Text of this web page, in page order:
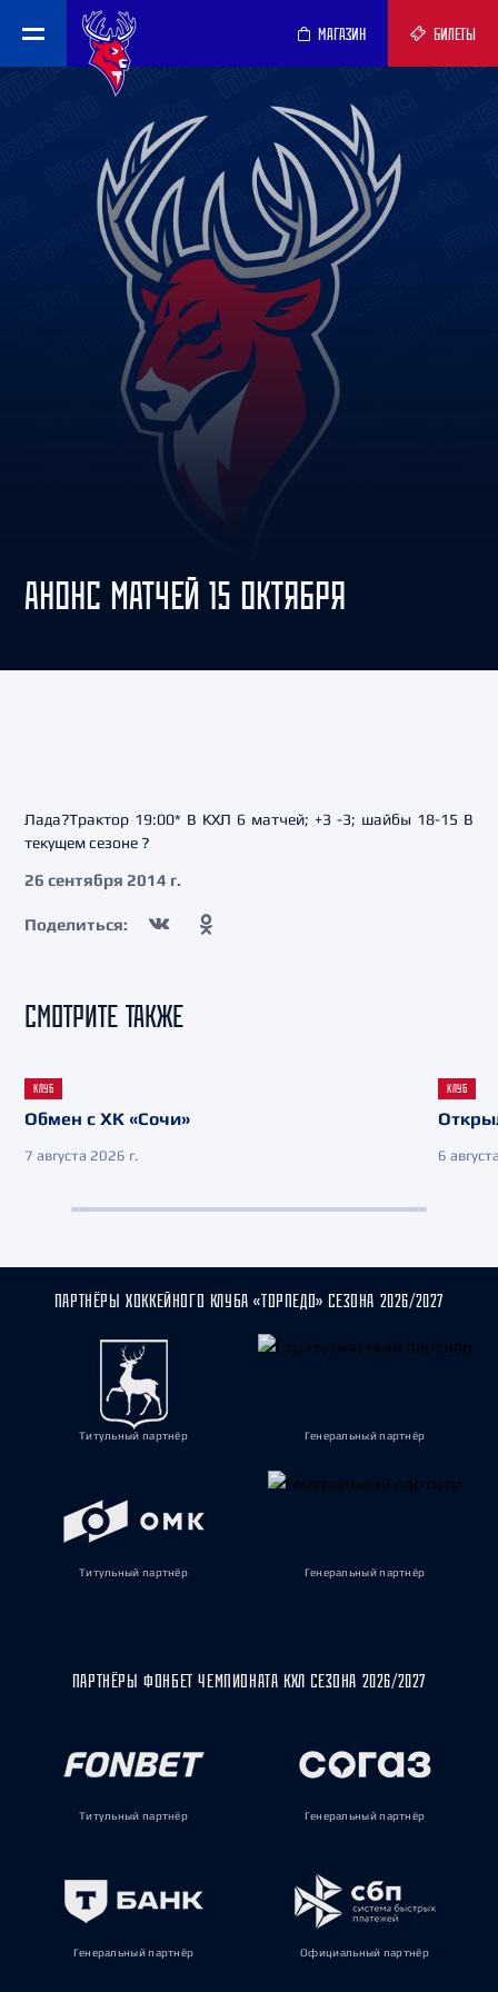
МАГАЗИН БИЛЕТЫ
АНОНС МАТЧЕЙ 15 ОКТЯБРЯ
Лада?Трактор 19:00* В КХЛ 6 матчей; +3 -3; шайбы 18-15 В
текущем сезоне ?
26 сентября 2014 г.
Поделиться:
СМОТРИТЕ ТАКЖЕ
КЛУБ
Обмен с ХК «Сочи»
7 августа 2026 г.
КЛУБ
6
ПАРТНЁРЫ ХОККЕЙНОГО КЛУБА «ТОРПЕДО» СЕЗОНА 2026/2027
Титульный партнёр Генеральный партнёр
Титульный партнёр Генеральный партнёр
ПАРТНЁРЫ ФОНБЕТ ЧЕМПИОНАТА КХЛ СЕЗОНА 2026/2027
Титульный партнёр Генеральный партнёр
Генеральный партнёр Официальный партнёр